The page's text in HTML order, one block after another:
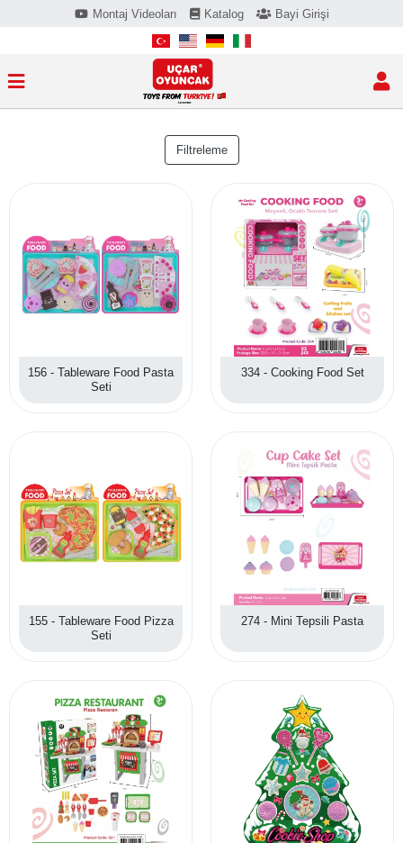
Montaj Videoları Katalog Bayi Girişi
Filtreleme
156 - Tableware Food Pasta
Seti
334 - Cooking Food Set
155 - Tableware Food Pizza
Seti
274 - Mini Tepsili Pasta